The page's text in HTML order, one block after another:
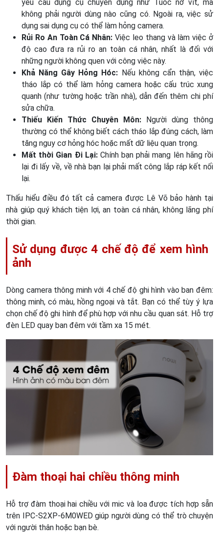
yêu cầu dụng cụ chuyên dụng như Tuốc nơ vít, mà
không phải người dùng nào cũng có. Ngoài ra, việc sử
dụng sai dụng cụ có thể làm hỏng camera.
Rủi Ro An Toàn Cá Nhân: Việc leo thang và làm việc ở
độ cao đưa ra rủi ro an toàn cá nhân, nhất là đối với
những người không quen với công việc này.
Khả Năng Gây Hỏng Hóc: Nếu không cẩn thận, việc
tháo lắp có thể làm hỏng camera hoặc cấu trúc xung
quanh (như tường hoặc trần nhà), dẫn đến thêm chi phí
sửa chữa.
Thiếu Kiến Thức Chuyên Môn: Người dùng thông
thường có thể không biết cách tháo lắp đúng cách, làm
tăng nguy cơ hỏng hóc hoặc mất dữ liệu quan trọng.
Mất thời Gian Đi Lại:Chính bạn phải mang lên hãng rồi
lại đi lấy về, về nhà bạn lại phải mất công lắp ráp kết nối
lại.
Thấu hiểu điều đó tất cả camera được Lê Võ bảo hành tại
nhà giúp quý khách tiện lợi, an toàn cá nhân, không lãng phí
thời gian.
Sử dụng được 4 chế độ để xem hình
ảnh
Dòng camera thông minh với 4 chế độ ghi hình vào ban đêm:
thông minh, có màu, hồng ngoại và tắt. Bạn có thể tùy ý lựa
chọn chế độ ghi hình để phù hợp với nhu cầu quan sát. Hỗ trợ
đèn LED quay ban đêm với tầm xa 15 mét.
Đàm thoại hai chiều thông minh
Hỗ trợ đàm thoại hai chiều với mic và loa được tích hợp sẵn
trên IPC-S2XP-6M0WED giúp người dùng có thể trò chuyện
với người thân hoặc bạn bè.